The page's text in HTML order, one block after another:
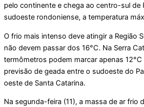
pelo continente e chega ao centro-sul de
sudoeste rondoniense, a temperatura
O frio mais intenso deve atingir a Região
não devem passar dos 16°C. Na Serra
termômetros podem marcar apenas
previsão de geada entre o sudoeste do
oeste de Santa Catarina.
Na segunda-feira (11), a massa de ar frio